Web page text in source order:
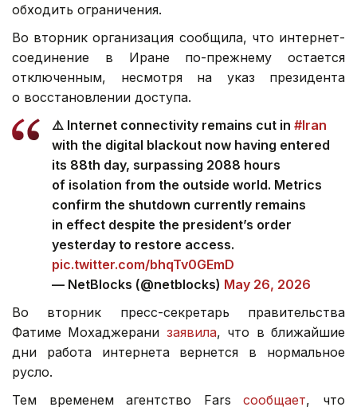
обходить ограничения.
Во вторник организация сообщила, что интернет-
соединение в Иране по-прежнему остается
отключенным, несмотря на указ президента
о восстановлении доступа.
⚠️ Internet connectivity remains cut in #Iran
with the digital blackout now having entered
its 88th day, surpassing 2088 hours
of isolation from the outside world. Metrics
confirm the shutdown currently remains
in effect despite the president’s order
yesterday to restore access.
pic.twitter.com/bhqTv0GEmD
— NetBlocks (@netblocks) May 26, 2026
Во вторник пресс-секретарь правительства
Фатиме Мохаджерани заявила, что в ближайшие
дни работа интернета вернется в нормальное
русло.
Тем временем агентство Farsсообщает, что